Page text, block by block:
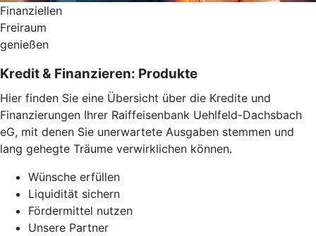
Finanziellen
Freiraum
genießen
Kredit & Finanzieren: Produkte
Hier finden Sie eine Übersicht über die Kredite und
Finanzierungen Ihrer Raiffeisenbank Uehlfeld-Dachsbach
eG, mit denen Sie unerwartete Ausgaben stemmen und
lang gehegte Träume verwirklichen können.
Wünsche erfüllen
Liquidität sichern
Fördermittel nutzen
Unsere Partner